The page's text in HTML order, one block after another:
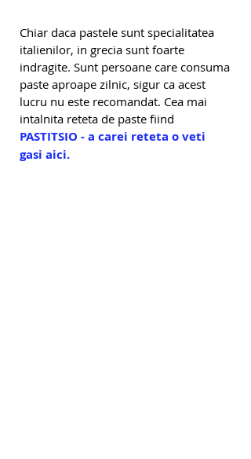
Chiar daca pastele sunt specialitatea
italienilor, in grecia sunt foarte
indragite. Sunt persoane care consuma
paste aproape zilnic, sigur ca acest
lucru nu este recomandat. Cea mai
intalnita reteta de paste fiind
PASTITSIO - a carei reteta o veti
gasi aici.